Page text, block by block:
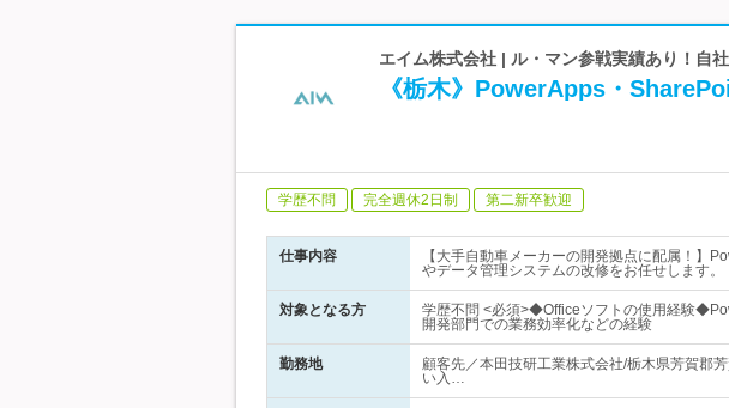
エイム株式会社 | ル・マン参戦実績あり！自
《栃木》PowerApps・
学歴不問 完全週休2日制 第二新卒歓迎
仕事内容
【大手自動車メーカーの開発拠点に配属！】
やデータ管理システムの改修をお任せします。
対象となる方
学歴不問 <必須>◆Officeソフトの使用経験
開発部門での業務効率化などの経験
勤務地
顧客先／本田技研工業株式会社/栃木県芳賀郡
い入…